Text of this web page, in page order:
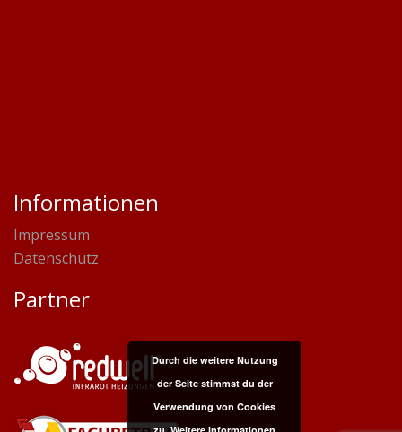
Informationen
Impressum
Datenschutz
Partner
Durch die weitere Nutzung
der Seite stimmst du der
Verwendung von Cookies